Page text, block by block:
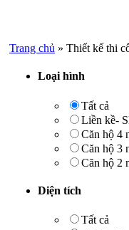
Trang chủ » Thiết kế thi
Loại hình
Tất cả
Liền kề-
Căn hộ 4
Căn hộ 3
Căn hộ 2
Diện tích
Tất cả